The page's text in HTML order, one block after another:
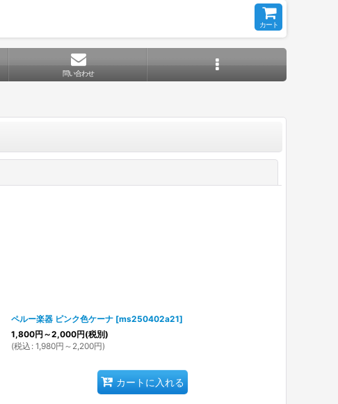
カート
問い合わせ
ペルー楽器 ピンク色ケーナ [ms250402a21]
1,800円 ～2,000円(税別)
(税込 : 1,980円 ～2,200円)
カートに入れる